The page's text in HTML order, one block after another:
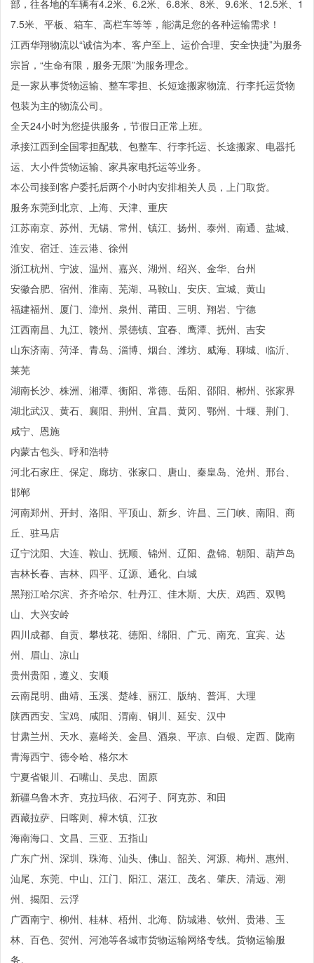
部，往各地的车辆有4.2米、6.2米、6.8米、8米、9.6米、12.5米、1
7.5米、平板、箱车、高栏车等等，能满足您的各种运输需求！
江西华翔物流以“诚信为本、客户至上、运价合理、安全快捷”为服务
宗旨，“生命有限，服务无限”为服务理念。
是一家从事货物运输、整车零担、长短途搬家物流、行李托运货物
包装为主的物流公司。
全天24小时为您提供服务，节假日正常上班。
承接江西到全国零担配载、包整车、行李托运、长途搬家、电器托
运、大小件货物运输、家具家电托运等业务。
本公司接到客户委托后两个小时内安排相关人员，上门取货。
服务东莞到北京、上海、天津、重庆
江苏南京、苏州、无锡、常州、镇江、扬州、泰州、南通、盐城、
淮安、宿迁、连云港、徐州
浙江杭州、宁波、温州、嘉兴、湖州、绍兴、金华、台州
安徽合肥、宿州、淮南、芜湖、马鞍山、安庆、宣城、黄山
福建福州、厦门、漳州、泉州、莆田、三明、翔岩、宁德
江西南昌、九江、赣州、景德镇、宜春、鹰潭、抚州、吉安
山东济南、菏泽、青岛、淄博、烟台、潍坊、威海、聊城、临沂、
莱芜
湖南长沙、株洲、湘潭、衡阳、常德、岳阳、邵阳、郴州、张家界
湖北武汉、黄石、襄阳、荆州、宜昌、黄冈、鄂州、十堰、荆门、
咸宁、恩施
内蒙古包头、呼和浩特
河北石家庄、保定、廊坊、张家口、唐山、秦皇岛、沧州、邢台、
邯郸
河南郑州、开封、洛阳、平顶山、新乡、许昌、三门峡、南阳、商
丘、驻马店
辽宁沈阳、大连、鞍山、抚顺、锦州、辽阳、盘锦、朝阳、葫芦岛
吉林长春、吉林、四平、辽源、通化、白城
黑翔江哈尔滨、齐齐哈尔、牡丹江、佳木斯、大庆、鸡西、双鸭
山、大兴安岭
四川成都、自贡、攀枝花、德阳、绵阳、广元、南充、宜宾、达
州、眉山、凉山
贵州贵阳，遵义、安顺
云南昆明、曲靖、玉溪、楚雄、丽江、版纳、普洱、大理
陕西西安、宝鸡、咸阳、渭南、铜川、延安、汉中
甘肃兰州、天水、嘉峪关、金昌、酒泉、平凉、白银、定西、陇南
青海西宁、德令哈、格尔木
宁夏省银川、石嘴山、吴忠、固原
新疆乌鲁木齐、克拉玛依、石河子、阿克苏、和田
西藏拉萨、日喀则、樟木镇、江孜
海南海口、文昌、三亚、五指山
广东广州、深圳、珠海、汕头、佛山、韶关、河源、梅州、惠州、
汕尾、东莞、中山、江门、阳江、湛江、茂名、肇庆、清远、潮
州、揭阳、云浮
广西南宁、柳州、桂林、梧州、北海、防城港、钦州、贵港、玉
林、百色、贺州、河池等各城市货物运输网络专线。货物运输服
务。